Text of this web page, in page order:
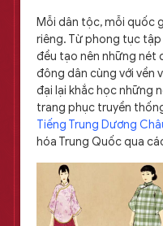
Mỗi dân tộc, mỗi quốc
riêng. Từ phong tục
đều tạo nên những nét
đông dân cùng với vền
đại lại khắc học những
trang phục truyền
Tiếng Trung Dương
hóa Trung Quốc qua